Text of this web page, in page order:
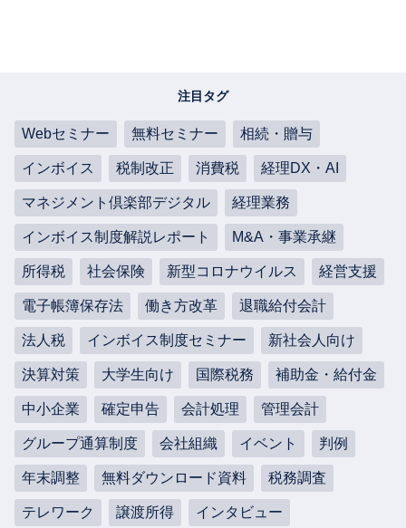
注目タグ
Webセミナー 無料セミナー 相続・贈与
インボイス 税制改正 消費税 経理DX・AI
マネジメント倶楽部デジタル 経理業務
インボイス制度解説レポート M&A・事業承継
所得税 社会保険 新型コロナウイルス 経営支援
電子帳簿保存法 働き方改革 退職給付会計
法人税 インボイス制度セミナー 新社会人向け
決算対策 大学生向け 国際税務 補助金・給付金
中小企業 確定申告 会計処理 管理会計
グループ通算制度 会社組織 イベント 判例
年末調整 無料ダウンロード資料 税務調査
テレワーク 譲渡所得 インタビュー